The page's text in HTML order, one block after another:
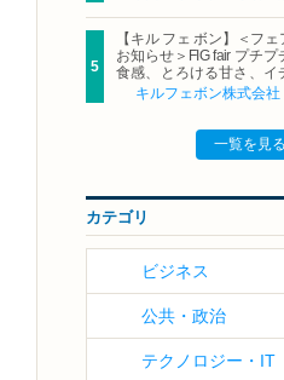
ー」8月5日（水）から販売
【キル フェ ボン】＜フ
お知らせ＞FIG fair プチプ
食感、とろける甘さ、イ
魅力をたっぷりと。新作
イチジク尽くしの全4種が
キルフェボン株式会社
一覧を見る
カテゴリ
ビジネス
公共・政治
テクノロジー・IT